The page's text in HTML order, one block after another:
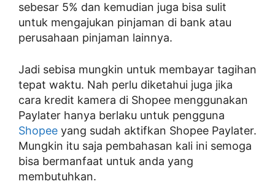
sebesar 5% dan kemudian juga bisa sulit
untuk mengajukan pinjaman di bank atau
perusahaan pinjaman lainnya.
Jadi sebisa mungkin untuk membayar tagihan
tepat waktu. Nah perlu diketahui juga jika
cara kredit kamera di Shopee menggunakan
Paylater hanya berlaku untuk pengguna
Shopee yang sudah aktifkan Shopee Paylater.
Mungkin itu saja pembahasan kali ini semoga
bisa bermanfaat untuk anda yang
membutuhkan.